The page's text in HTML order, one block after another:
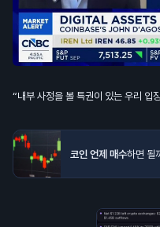
“내부 사정을 볼 특권이 있는 우리 입
코인 언제 매수하면 될